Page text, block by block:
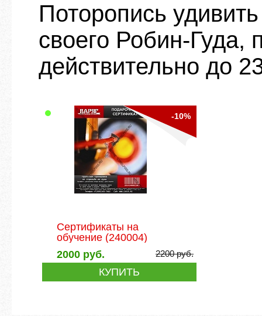
Поторопись
своего Робин-Гуда,
действительно до
-10%
Сертификаты на
обучение (240004)
2000 руб. 2200руб.
КУПИТЬ